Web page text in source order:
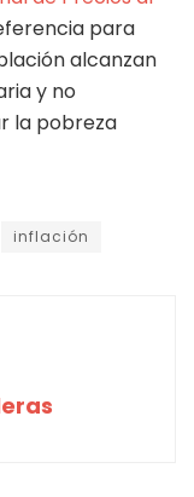
para
alcanzan
y no
la pobreza
inflación